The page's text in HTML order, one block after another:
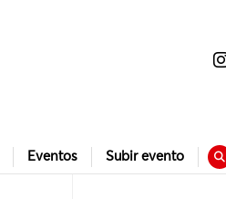
Eventos Subir evento